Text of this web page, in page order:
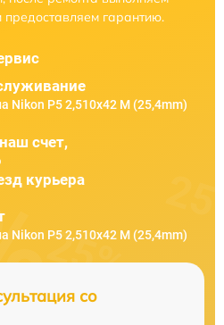
гарантию.
Nikon P5 2,510x42 M (25,4mm)
счет,
курьера
Nikon P5 2,510x42 M (25,4mm)
со